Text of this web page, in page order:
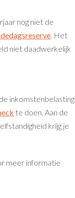
nog niet de
. Het
niet daadwerkelijk
inkomstenbelasting
te doen. Aan de
krijg je
meer informatie